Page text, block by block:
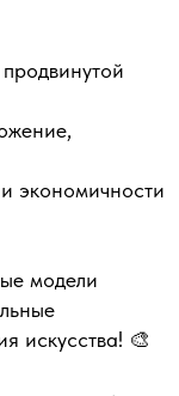
экономичности
модели
искусства! 🎨